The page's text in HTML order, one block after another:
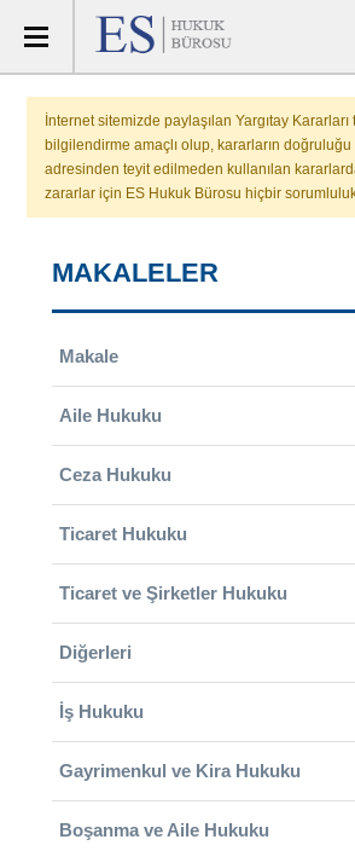
İnternet sitemizde paylaşılan Yargıtay Kararları
bilgilendirme amaçlı olup, kararların doğruluğu
adresinden teyit edilmeden kullanılan
zararlar için ES Hukuk Bürosu hiçbir
MAKALELER
Makale
Aile Hukuku
Ceza Hukuku
Ticaret Hukuku
Ticaret ve Şirketler Hukuku
Diğerleri
İş Hukuku
Gayrimenkul ve Kira Hukuku
Boşanma ve Aile Hukuku